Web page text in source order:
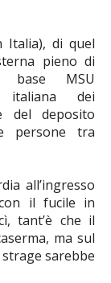
Italia), di quel
pieno di
base MSU
italiana dei
del deposito
persone tra
all’ingresso
il fucile in
tant’è che il
ma sul
sarebbe